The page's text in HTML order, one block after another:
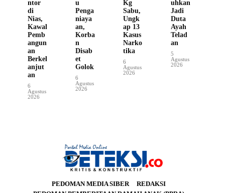
ntor
di
Nias,
Kawal
Pemb
angun
an
Berkel
anjut
an
6
Agustus
2026
u
Penga
niaya
an,
Korba
n
Disab
et
Golok
6
Agustus
2026
Kg
Sabu,
Ungk
ap 13
Kasus
Narko
tika
6
Agustus
2026
uhkan
Jadi
Duta
Ayah
Telad
an
5
Agustus
2026
PEDOMAN MEDIA SIBER
REDAKSI